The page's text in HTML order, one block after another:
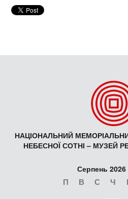
НАЦІОНАЛЬНИЙ
НЕБЕСНОЇ СОТНІ – МУЗЕЙ
Серпень 2026
П В С Ч